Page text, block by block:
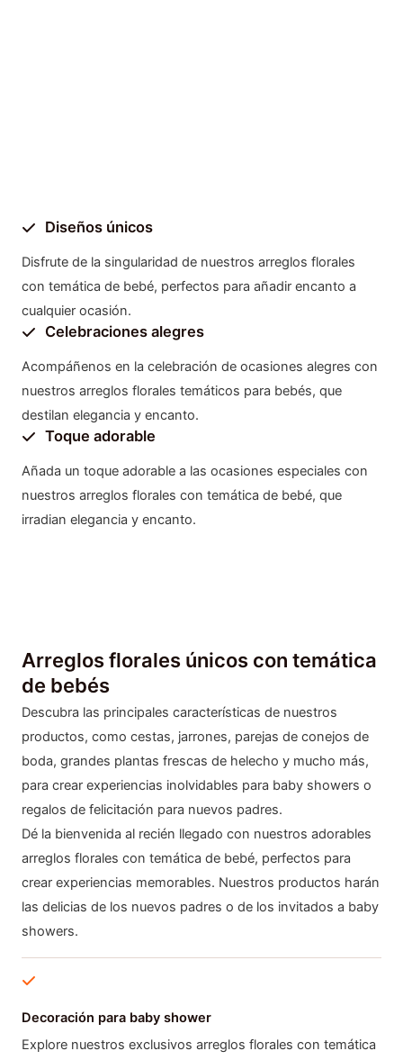
Diseños únicos
Disfrute de la singularidad de nuestros arreglos florales
con temática de bebé, perfectos para añadir encanto a
cualquier ocasión.
Celebraciones alegres
Acompáñenos en la celebración de ocasiones alegres con
nuestros arreglos florales temáticos para bebés, que
destilan elegancia y encanto.
Toque adorable
Añada un toque adorable a las ocasiones especiales con
nuestros arreglos florales con temática de bebé, que
irradian elegancia y encanto.
Arreglos florales únicos con temática
de bebés
Descubra las principales características de nuestros
productos, como cestas, jarrones, parejas de conejos de
boda, grandes plantas frescas de helecho y mucho más,
para crear experiencias inolvidables para baby showers o
regalos de felicitación para nuevos padres.
Dé la bienvenida al recién llegado con nuestros adorables
arreglos florales con temática de bebé, perfectos para
crear experiencias memorables. Nuestros productos harán
las delicias de los nuevos padres o de los invitados a baby
showers.
Decoración para baby shower
Explore nuestros exclusivos arreglos florales con temática